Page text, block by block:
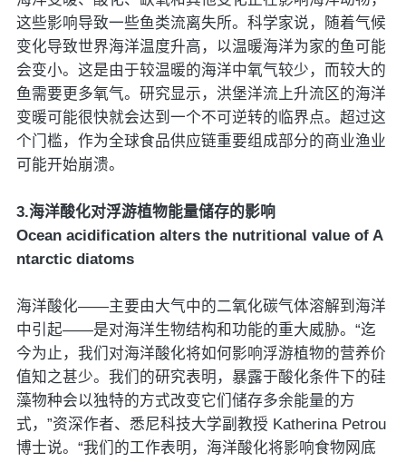
这些影响导致一些鱼类流离失所。科学家说，随着气候
变化导致世界海洋温度升高，以温暖海洋为家的鱼可能
会变小。这是由于较温暖的海洋中氧气较少，而较大的
鱼需要更多氧气。研究显示，洪堡洋流上升流区的海洋
变暖可能很快就会达到一个不可逆转的临界点。超过这
个门槛，作为全球食品供应链重要组成部分的商业渔业
可能开始崩溃。
3.海洋酸化对浮游植物能量储存的影响
Ocean acidification alters the nutritional value of A
ntarctic diatoms
海洋酸化——主要由大气中的二氧化碳气体溶解到海洋
中引起——是对海洋生物结构和功能的重大威胁。“迄
今为止，我们对海洋酸化将如何影响浮游植物的营养价
值知之甚少。我们的研究表明，暴露于酸化条件下的硅
藻物种会以独特的方式改变它们储存多余能量的方
式，”资深作者、悉尼科技大学副教授 Katherina Petrou
博士说。“我们的工作表明，海洋酸化将影响食物网底